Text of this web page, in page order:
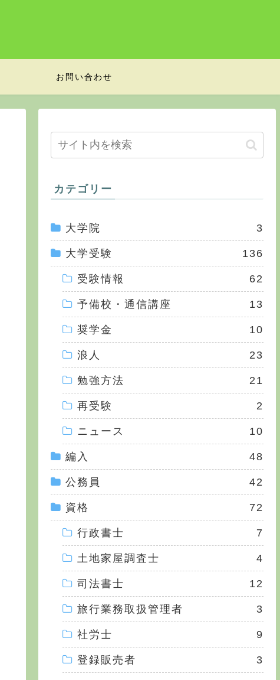
お問い合わせ
カテゴリー
大学院 3
大学受験 136
受験情報 62
予備校・通信講座 13
奨学金 10
浪人 23
勉強方法 21
再受験 2
ニュース 10
編入 48
公務員 42
資格 72
行政書士 7
土地家屋調査士 4
司法書士 12
旅行業務取扱管理者 3
社労士 9
登録販売者 3